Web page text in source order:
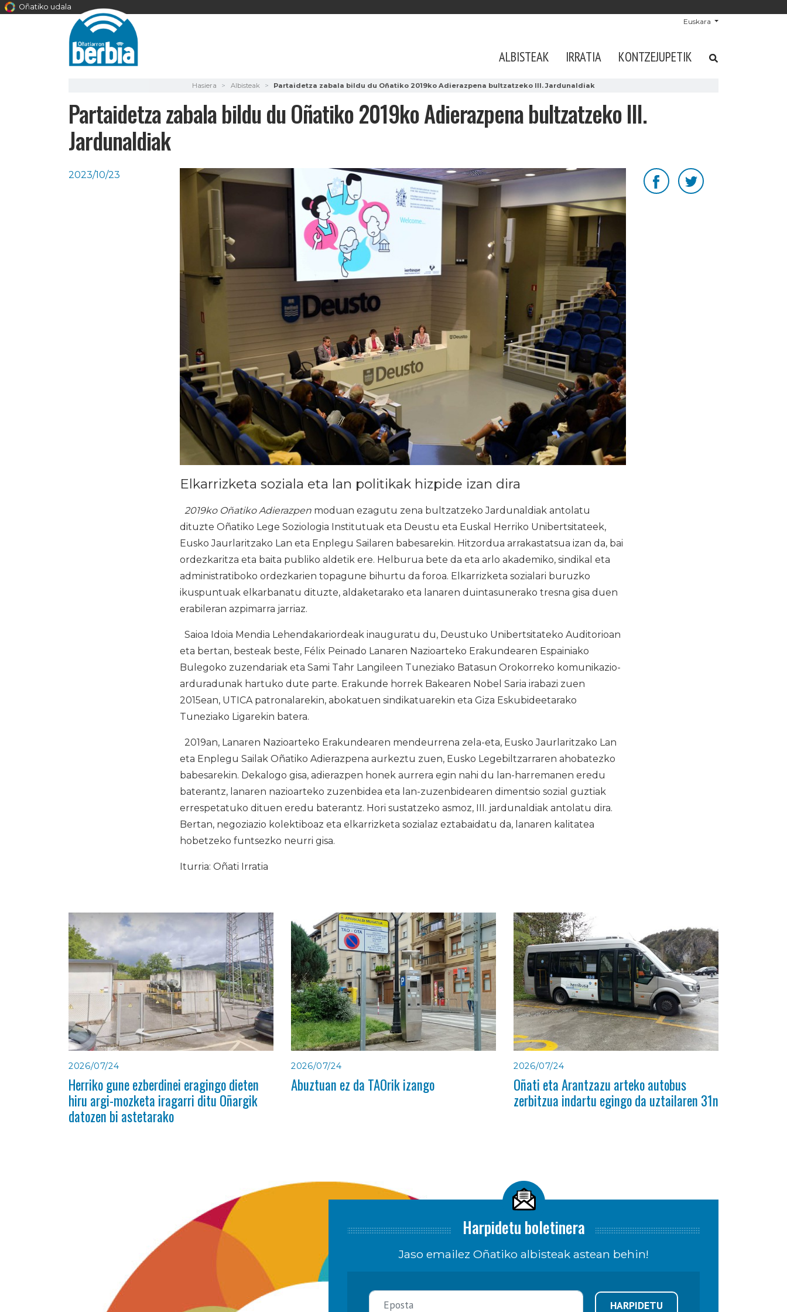
Oñatiko udala
Euskara
ALBISTEAK IRRATIA KONTZEJUPETIK
Hasiera Albisteak Partaidetza zabala bildu du Oñatiko 2019ko Adierazpena bultzatzeko III. Jardunaldiak
Partaidetza zabala bildu du Oñatiko 2019ko Adierazpena bultzatzeko III.
Jardunaldiak
2023/10/23
Elkarrizketa soziala eta lan politikak hizpide izan dira
2019ko Oñatiko Adierazpen moduan ezagutu zena bultzatzeko Jardunaldiak antolatu
dituzte Oñatiko Lege Soziologia Institutuak eta Deustu eta Euskal Herriko Unibertsitateek,
Eusko Jaurlaritzako Lan eta Enplegu Sailaren babesarekin. Hitzordua arrakastatsua izan da, bai
ordezkaritza eta baita publiko aldetik ere. Helburua bete da eta arlo akademiko, sindikal eta
administratiboko ordezkarien topagune bihurtu da foroa. Elkarrizketa sozialari buruzko
ikuspuntuak elkarbanatu dituzte, aldaketarako eta lanaren duintasunerako tresna gisa duen
erabileran azpimarra jarriaz.
Saioa Idoia Mendia Lehendakariordeak inauguratu du, Deustuko Unibertsitateko Auditorioan
eta bertan, besteak beste, Félix Peinado Lanaren Nazioarteko Erakundearen Espainiako
Bulegoko zuzendariak eta Sami Tahr Langileen Tuneziako Batasun Orokorreko komunikazio-
arduradunak hartuko dute parte. Erakunde horrek Bakearen Nobel Saria irabazi zuen
2015ean, UTICA patronalarekin, abokatuen sindikatuarekin eta Giza Eskubideetarako
Tuneziako Ligarekin batera.
2019an, Lanaren Nazioarteko Erakundearen mendeurrena zela-eta, Eusko Jaurlaritzako Lan
eta Enplegu Sailak Oñatiko Adierazpena aurkeztu zuen, Eusko Legebiltzarraren ahobatezko
babesarekin. Dekalogo gisa, adierazpen honek aurrera egin nahi du lan-harremanen eredu
baterantz, lanaren nazioarteko zuzenbidea eta lan-zuzenbidearen dimentsio sozial guztiak
errespetatuko dituen eredu baterantz. Hori sustatzeko asmoz, III. jardunaldiak antolatu dira.
Bertan, negoziazio kolektiboaz eta elkarrizketa sozialaz eztabaidatu da, lanaren kalitatea
hobetzeko funtsezko neurri gisa.
Iturria: Oñati Irratia
2026/07/24
Herriko gune ezberdinei eragingo dieten
hiru argi-mozketa iragarri ditu Oñargik
datozen bi astetarako
2026/07/24
Abuztuan ez da TAOrik izango
2026/07/24
Oñati eta Arantzazu arteko autobus
zerbitzua indartu egingo da uztailaren 31n
Harpidetu boletinera
Jaso emailez Oñatiko albisteak astean behin!
HARPIDETU